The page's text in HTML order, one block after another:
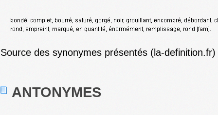
Source des synonymes présentés (la-
ANTONYMES